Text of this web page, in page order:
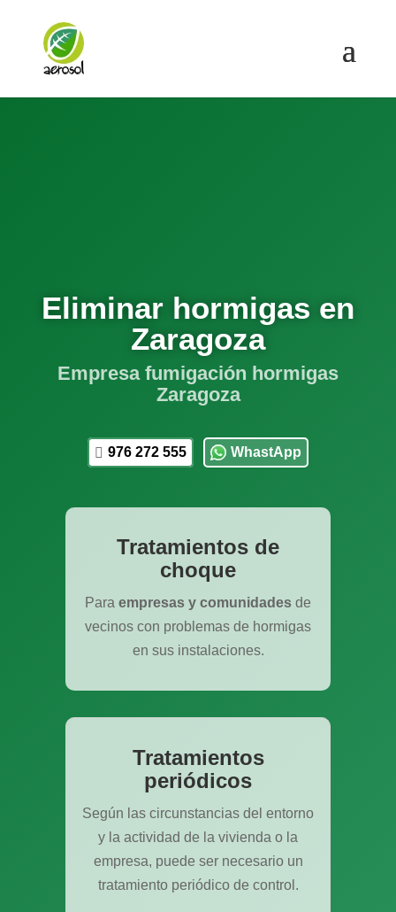
Eliminar hormigas en
Zaragoza
Empresa fumigación hormigas
Zaragoza
976 272 555 WhastApp
Tratamientos de
choque
Para empresas y comunidades de
vecinos con problemas de hormigas
en sus instalaciones.
Tratamientos
periódicos
Según las circunstancias del entorno
y la actividad de la vivienda o la
empresa, puede ser necesario un
tratamiento periódico de control.